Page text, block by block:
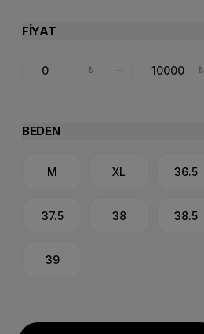
FIYAT
₺ ₺
BEDEN
M XL 36.5
37.5 38 38.5
39